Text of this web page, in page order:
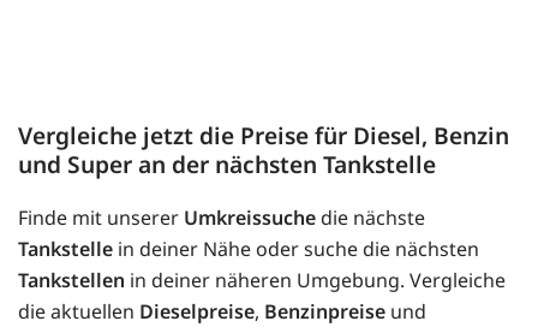
Vergleiche jetzt die Preise für Diesel, Benzin
und Super an der nächsten Tankstelle
Finde mit unserer Umkreissuche die nächste
Tankstelle in deiner Nähe oder suche die nächsten
Tankstellen in deiner näheren Umgebung. Vergleiche
die aktuellen Dieselpreise, Benzinpreise und